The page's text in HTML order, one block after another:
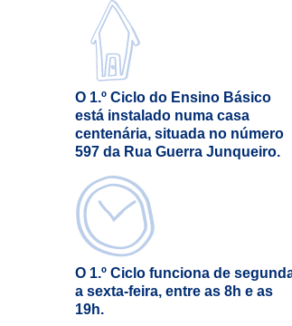
O 1.º Ciclo do Ensino Básico
está instalado numa casa
centenária, situada no número
597 da Rua Guerra Junqueiro.
O 1.º Ciclo funciona de
a sexta-feira, entre as 8h e as
19h.